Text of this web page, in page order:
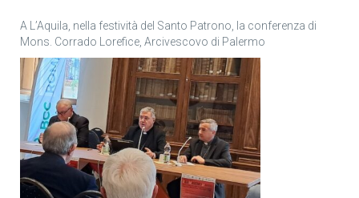
A L’Aquila, nella festività del Santo Patrono, la conferenza di
Mons. Corrado Lorefice, Arcivescovo di Palermo